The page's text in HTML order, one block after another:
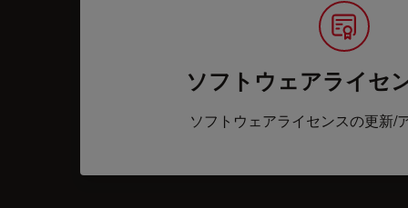
ソフトウェアライセ
ソフトウェアライセンスの更新/